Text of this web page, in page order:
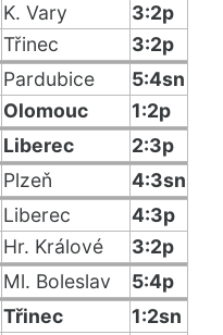
K. Vary
3:2p
Třinec
3:2p
Pardubice
5:4sn
Olomouc
1:2p
Liberec
2:3p
Plzeň
4:3sn
Liberec
4:3p
Hr. Králové
3:2p
Ml. Boleslav
5:4p
Třinec
1:2sn